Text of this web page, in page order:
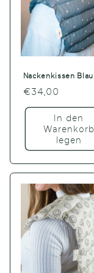
Nackenkissen Blau
Normaler
Preis
€34,00
In den
Warenkorb
legen